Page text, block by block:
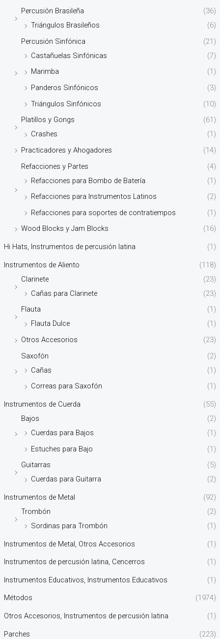
Percusión Brasileña
(36)
Triángulos Brasileños
(6)
Percusión Sinfónica
(21)
Castañuelas Sinfónicas
(7)
Marimba
(1)
Panderos Sinfónicos
(3)
Triángulos Sinfónicos
(10)
Platillos y Gongs
(61)
Crashes
(1)
Practicadores y Ahogadores
(14)
Refacciones y Partes
(4)
Refacciones para Bombo de Batería
(1)
Refacciones para Instrumentos Latinos
(2)
Refacciones para soportes de contratiempos
(1)
Wood Blocks y Jam Blocks
(16)
Hi Hats, Instrumentos de percusión latina (1)
Instrumentos de Aliento
(118)
Clarinete
(23)
Cañas para Clarinete
(23)
Flauta
(1)
Flauta Dulce
(1)
Otros Accesorios
(23)
Saxofón
(2)
Cañas
(1)
Correas para Saxofón
(1)
Instrumentos de Cuerda
(55)
Bajos
(2)
Cuerdas para Bajos
(1)
Estuches para Bajo
(1)
Guitarras
(5)
Cuerdas para Guitarra
(2)
Instrumentos de Metal
(92)
Trombón
(2)
Sordinas para Trombón
(1)
Instrumentos de Metal, Otros Accesorios (1)
Instrumentos de percusión latina, Cencerros (1)
Instrumentos Educativos, Instrumentos Educativos (1)
Métodos (1974)
Otros Accesorios, Instrumentos de percusión latina (1)
Parches
(223)